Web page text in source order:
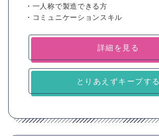
・一人称で製造できる方
・コミュニケーションスキル
詳細を見る
とりあえずキープする